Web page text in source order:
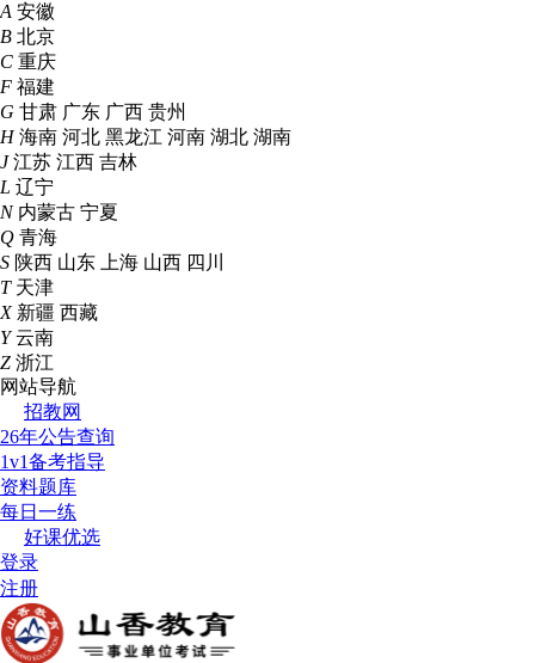
A 安徽
B 北京
C 重庆
F 福建
G 甘肃 广东 广西 贵州
H 海南 河北 黑龙江 河南 湖北 湖南
J 江苏 江西 吉林
L 辽宁
N 内蒙古 宁夏
Q 青海
S 陕西 山东 上海 山西 四川
T 天津
X 新疆 西藏
Y 云南
Z 浙江
网站导航
招教网
26年公告查询
1v1备考指导
资料题库
每日一练
好课优选
登录
注册